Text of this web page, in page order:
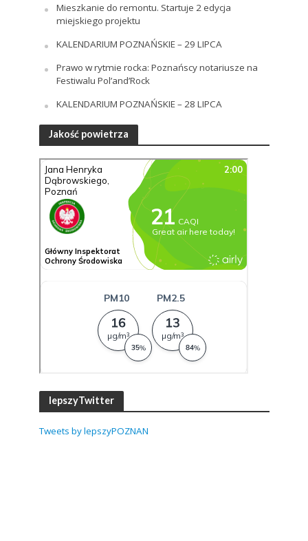
Mieszkanie do remontu. Startuje 2 edycja
miejskiego projektu
KALENDARIUM POZNAŃSKIE – 29 LIPCA
Prawo w rytmie rocka: Poznańscy notariusze na
Festiwalu Pol’and’Rock
KALENDARIUM POZNAŃSKIE – 28 LIPCA
Jakość powietrza
lepszyTwitter
Tweets by lepszyPOZNAN